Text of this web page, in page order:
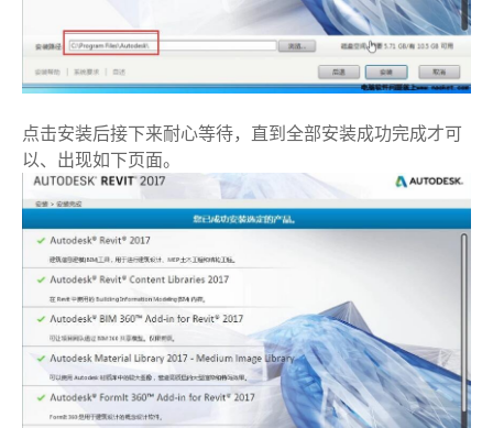
点击安装后接下来耐心等待，直到全部安装成功完成才可
以、出现如下页面。